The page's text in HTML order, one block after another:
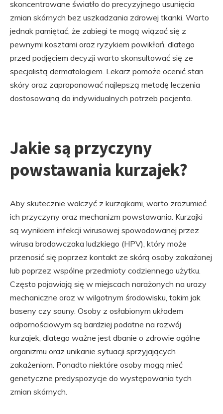
skoncentrowane światło do precyzyjnego usunięcia
zmian skórnych bez uszkadzania zdrowej tkanki. Warto
jednak pamiętać, że zabiegi te mogą wiązać się z
pewnymi kosztami oraz ryzykiem powikłań, dlatego
przed podjęciem decyzji warto skonsultować się ze
specjalistą dermatologiem. Lekarz pomoże ocenić stan
skóry oraz zaproponować najlepszą metodę leczenia
dostosowaną do indywidualnych potrzeb pacjenta.
Jakie są przyczyny
powstawania kurzajek?
Aby skutecznie walczyć z kurzajkami, warto zrozumieć
ich przyczyny oraz mechanizm powstawania. Kurzajki
są wynikiem infekcji wirusowej spowodowanej przez
wirusa brodawczaka ludzkiego (HPV), który może
przenosić się poprzez kontakt ze skórą osoby zakażonej
lub poprzez wspólne przedmioty codziennego użytku.
Często pojawiają się w miejscach narażonych na urazy
mechaniczne oraz w wilgotnym środowisku, takim jak
baseny czy sauny. Osoby z osłabionym układem
odpornościowym są bardziej podatne na rozwój
kurzajek, dlatego ważne jest dbanie o zdrowie ogólne
organizmu oraz unikanie sytuacji sprzyjających
zakażeniom. Ponadto niektóre osoby mogą mieć
genetyczne predyspozycje do występowania tych
zmian skórnych.